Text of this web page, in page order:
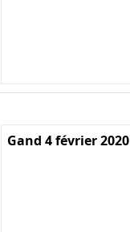
Gand 4 février 2020